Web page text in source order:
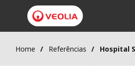
Home Referências